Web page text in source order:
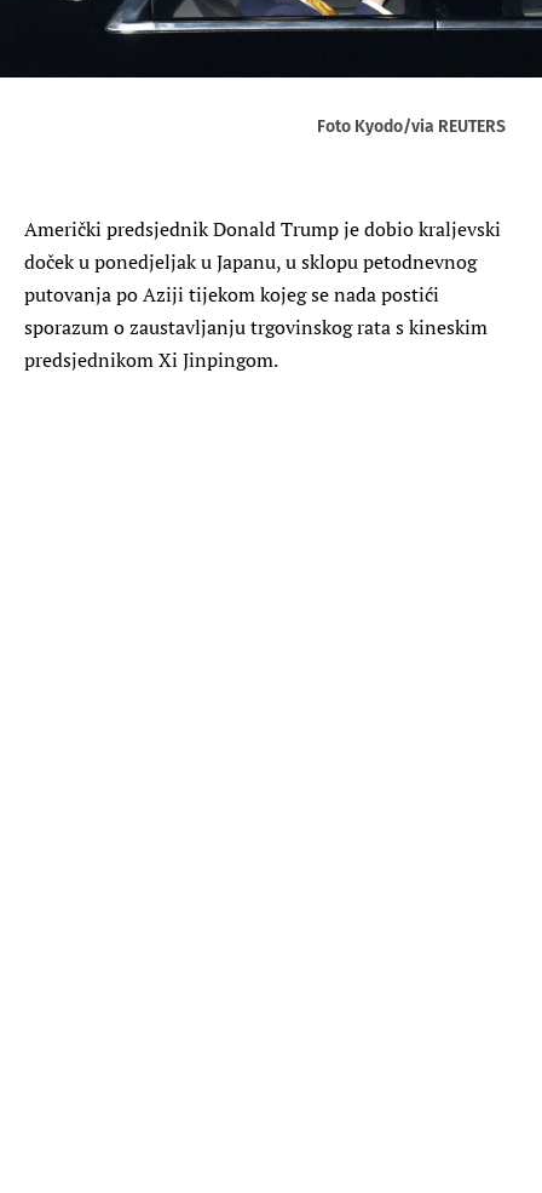
Foto Kyodo/via REUTERS
Američki predsjednik Donald Trump je dobio kraljevski
doček u ponedjeljak u Japanu, u sklopu petodnevnog
putovanja po Aziji tijekom kojeg se nada postići
sporazum o zaustavljanju trgovinskog rata s kineskim
predsjednikom Xi Jinpingom.